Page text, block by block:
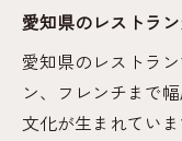
店内デ
ト
車で行ける
愛知県のレストラ
愛知県のレストラ
ン、フレンチまで
文化が生まれてい